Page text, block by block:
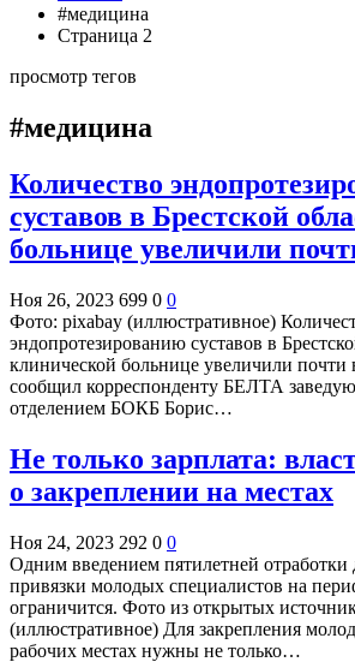
#медицина
Страница 2
просмотр тегов
#медицина
Количество
суставов в Брестской
больнице увеличили
Ноя 26, 2023 699 0 0
Фото: pixabay (иллюстративное)
эндопротезированию суставов в
клинической больнице увеличили почти
сообщил корреспонденту БЕЛТА
отделением БОКБ Борис…
Не только зарплата:
о закреплении на местах
Ноя 24, 2023 292 0 0
Одним введением пятилетней отработки
привязки молодых специалистов на
ограничится. Фото из открытых
(иллюстративное) Для закрепления
рабочих местах нужны не только…